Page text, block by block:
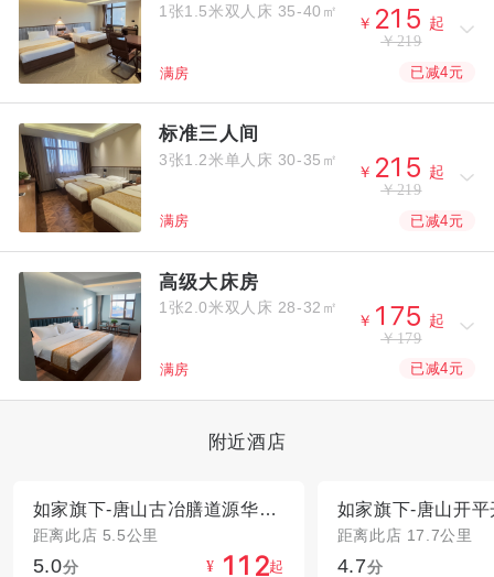
1张1.5米双人床 35-40㎡
￥  
起
￥219
满房 已减4元
标准三人间
3张1.2米单人床 30-35㎡
￥  
起
￥219
满房 已减4元
高级大床房
1张2.0米双人床 28-32㎡
￥  
起
￥179
满房 已减4元
附近酒店
如家旗下-唐山古冶膳道源华驿精选酒店
距离此店 5.5公里
5.0分 ¥   起
距离此店 17.7公里
4.7分